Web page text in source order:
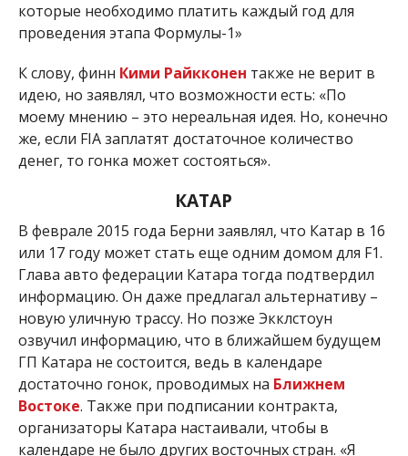
которые необходимо платить каждый год для
проведения этапа Формулы-1»
К слову, финн Кими Райкконен также не верит в
идею, но заявлял, что возможности есть: «По
моему мнению – это нереальная идея. Но, конечно
же, если FIA заплатят достаточное количество
денег, то гонка может состояться».
КАТАР
В феврале 2015 года Берни заявлял, что Катар в 16
или 17 году может стать еще одним домом для F1.
Глава авто федерации Катара тогда подтвердил
информацию. Он даже предлагал альтернативу –
новую уличную трассу. Но позже Экклстоун
озвучил информацию, что в ближайшем будущем
ГП Катара не состоится, ведь в календаре
достаточно гонок, проводимых на Ближнем
Востоке. Также при подписании контракта,
организаторы Катара настаивали, чтобы в
календаре не было других восточных стран. «Я